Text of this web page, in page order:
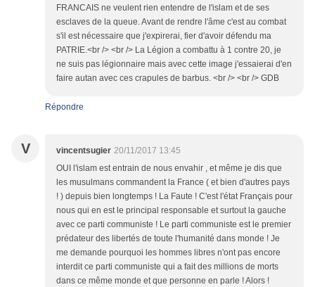
FRANCAIS ne veulent rien entendre de l'islam et de ses
esclaves de la queue. Avant de rendre l'âme c'est au combat
s'il est nécessaire que j'expirerai, fier d'avoir défendu ma
PATRIE.<br /> <br /> La Légion a combattu à 1 contre 20, je
ne suis pas légionnaire mais avec cette image j'essaierai d'en
faire autan avec ces crapules de barbus. <br /> <br /> GDB
Répondre
V vincentsugier 20/11/2017 13:45
OUI l'islam est entrain de nous envahir , et même je dis que
les musulmans commandent la France ( et bien d'autres pays
! ) depuis bien longtemps ! La Faute ! C'est l'état Français pour
nous qui en est le principal responsable et surtout la gauche
avec ce parti communiste ! Le parti communiste est le premier
prédateur des libertés de toute l'humanité dans monde ! Je
me demande pourquoi les hommes libres n'ont pas encore
interdit ce parti communiste qui a fait des millions de morts
dans ce même monde et que personne en parle ! Alors !